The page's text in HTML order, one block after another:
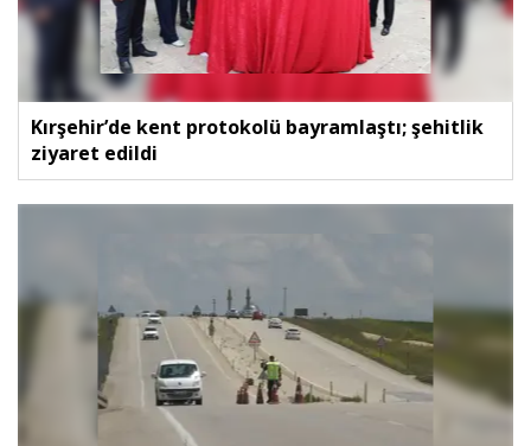
Kırşehir’de kent protokolü bayramlaştı; şehitlik
ziyaret edildi